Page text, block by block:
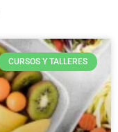
CURSOS Y TALLERES